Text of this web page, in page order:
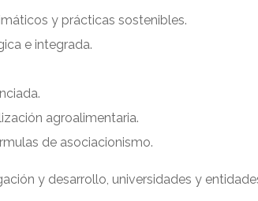
y prácticas sostenibles.
e integrada.
agroalimentaria.
de asociacionismo.
y desarrollo, universidades y